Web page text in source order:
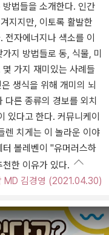
법들을 소개한다. 인간
지지만, 이토록 활발한
자에너지나 색소를 이
지 방법들로 동, 식물, 미
가지 재미있는 사례들
생식을 위해 개미의 뇌
른 종류의 경보를 외치
있다고 한다. 커뮤니케이
렌 치게는 이 놀라운 이야
볼레벤이 "유머러스하
한 이유가 있다.
MD 김경영 (2021.04.30)